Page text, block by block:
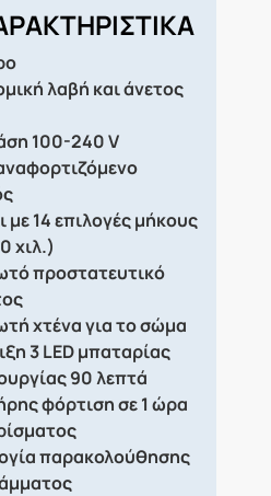
λαβή και άνετος
100-240 V
με 14 επιλογές μήκους
χιλ.)
προστατευτικό
χτένα για το σώμα
3 LED μπαταρίας
90 λεπτά
φόρτιση σε 1 ώρα
παρακολούθησης